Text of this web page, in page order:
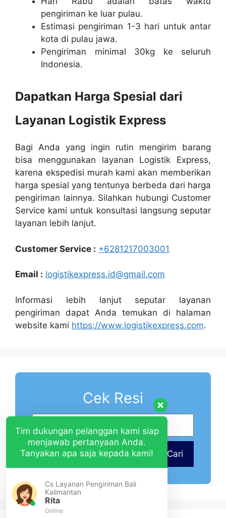
pengiriman ke luar pulau.
Estimasi pengiriman 1-3 hari untuk antar
kota di pulau jawa.
Pengiriman minimal 30kg ke seluruh
Indonesia.
Dapatkan Harga Spesial dari
Layanan Logistik Express
Bagi Anda yang ingin rutin mengirim barang
bisa menggunakan layanan Logistik Express,
karena ekspedisi murah kami akan memberikan
harga spesial yang tentunya berbeda dari harga
pengiriman lainnya. Silahkan hubungi Customer
Service kami untuk konsultasi langsung seputar
layanan lebih lanjut.
Customer Service : +6281217003001
Email : logistikexpress.id@gmail.com
Informasi lebih lanjut seputar layanan
pengiriman dapat Anda temukan di halaman
website kami https://www.logistikexpress.com.
Cek Resi
Cari
Tim dukungan pelanggan kami siap
menjawab pertanyaan Anda.
Tanyakan apa saja kepada kami!
Cs Layanan Pengiriman Bali
Kalimantan
Rita
Online